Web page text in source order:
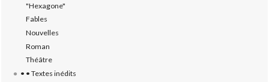
"Hexagone"
Fables
Nouvelles
Roman
Théâtre
• • Textes inédits